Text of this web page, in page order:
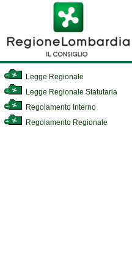
Legge Regionale
Legge Regionale Statutaria
Regolamento Interno
Regolamento Regionale